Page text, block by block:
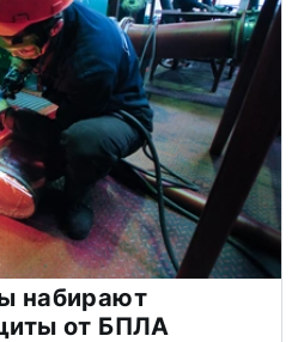
набирают
от БПЛА